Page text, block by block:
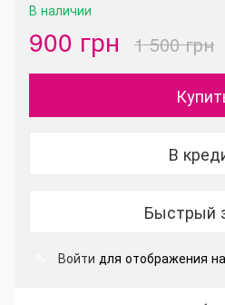
В наличии
900 грн 1 500 грн
В
Быстрый
Войти для отображения